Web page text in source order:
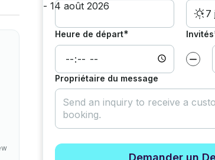
7
Heure de départ* Invités
Propriétaire du message
Demander un